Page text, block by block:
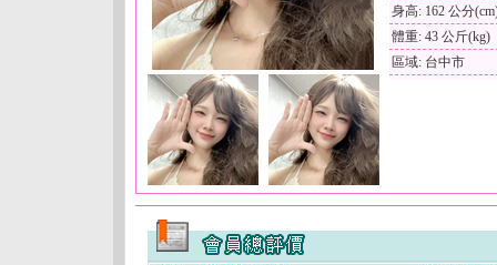
身高: 162 公分
體重: 43 公斤(kg)
區域: 台中市